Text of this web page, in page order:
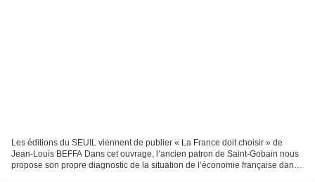
Les éditions du SEUIL viennent de publier « La France doit choisir » de
Jean-Louis BEFFA Dans cet ouvrage, l’ancien patron de Saint-Gobain nous
propose son propre diagnostic de la situation de l’économie française dans